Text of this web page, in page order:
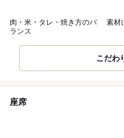
肉・米・タレ・焼き方のバ
ランス
素材
こだわ
座席